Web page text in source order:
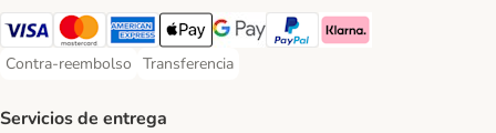
Visa Payment Method
Mastercard Payment Method
American Express Payment Method
Apple Pay Payment Method
Google Pay Payment Method
PayPal Payment Method
Klarna Payment Method
Contra-reembolso
Contra-reembolso Payment Method
Transferencia
Transferencia Payment Method
Servicios de entrega